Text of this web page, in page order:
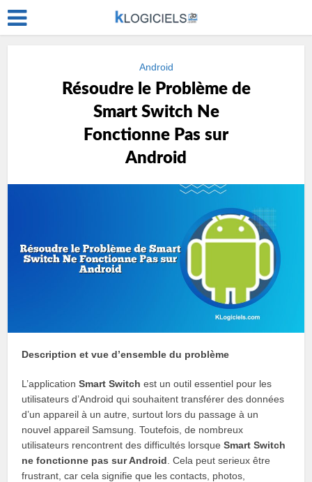
Android
Résoudre le Problème de
Smart Switch Ne
Fonctionne Pas sur
Android
Description et vue d’ensemble du problème
L’applicationSmart Switch est un outil essentiel pour les
utilisateurs d’Android qui souhaitent transférer des données
d’un appareil à un autre, surtout lors du passage à un
nouvel appareil Samsung. Toutefois, de nombreux
utilisateurs rencontrent des difficultés lorsqueSmart Switch
ne fonctionne pas sur Android . Cela peut serieux être
frustrant, car cela signifie que les contacts, photos,